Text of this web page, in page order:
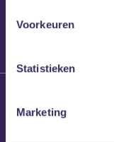
Voorkeuren
Statistieken
Marketing